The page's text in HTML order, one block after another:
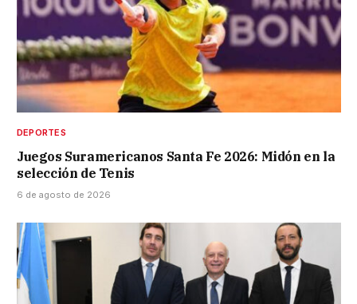
DEPORTES
Juegos Suramericanos Santa Fe 2026: Midón en la
selección de Tenis
6 de agosto de 2026